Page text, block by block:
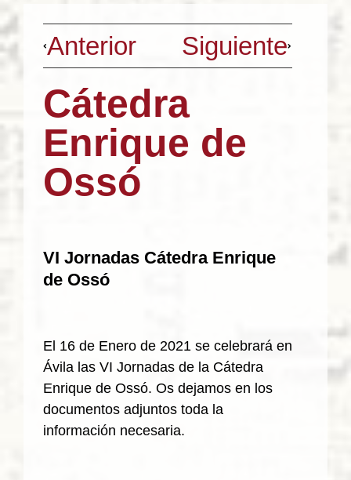
Anterior Siguiente
Cátedra
Enrique de
Ossó
VI Jornadas Cátedra Enrique
de Ossó
El 16 de Enero de 2021 se celebrará en
Ávila las VI Jornadas de la Cátedra
Enrique de Ossó. Os dejamos en los
documentos adjuntos toda la
información necesaria.